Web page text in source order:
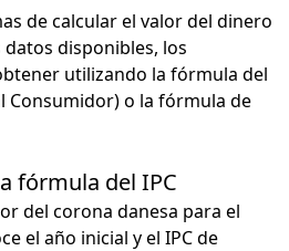
de calcular el valor del dinero
disponibles, los
utilizando la fórmula del
Consumidor) o la fórmula de
fórmula del IPC
del corona danesa para el
el año inicial y el IPC de